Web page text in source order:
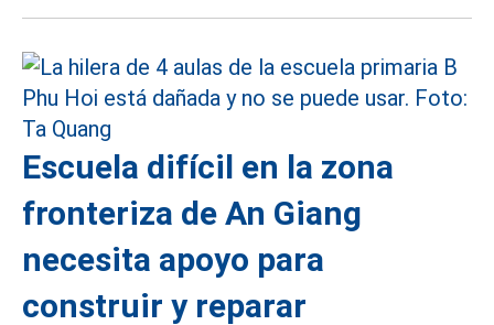
Escuela difícil en la zona
fronteriza de An Giang
necesita apoyo para
construir y reparar